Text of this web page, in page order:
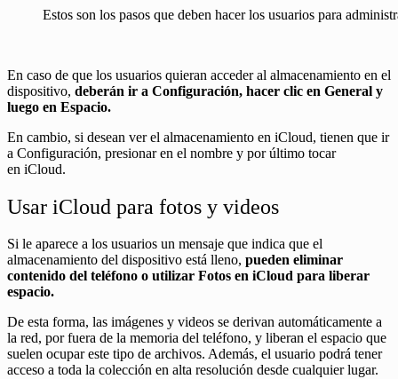
Estos son los pasos que deben hacer los usuarios para
En caso de que los usuarios quieran acceder al almacenamiento en el
dispositivo, deberán ir a Configuración, hacer clic en General y
luego en Espacio.
En cambio, si desean ver el almacenamiento en iCloud, tienen que ir
a Configuración, presionar en el nombre y por último tocar
en iCloud.
Usar iCloud para fotos y videos
Si le aparece a los usuarios un mensaje que indica que el
almacenamiento del dispositivo está lleno, pueden eliminar
contenido del teléfono o utilizar Fotos en iCloud para liberar
espacio.
De esta forma, las imágenes y videos se derivan automáticamente a
la red, por fuera de la memoria del teléfono, y liberan el espacio que
suelen ocupar este tipo de archivos. Además, el usuario podrá tener
acceso a toda la colección en alta resolución desde cualquier lugar.